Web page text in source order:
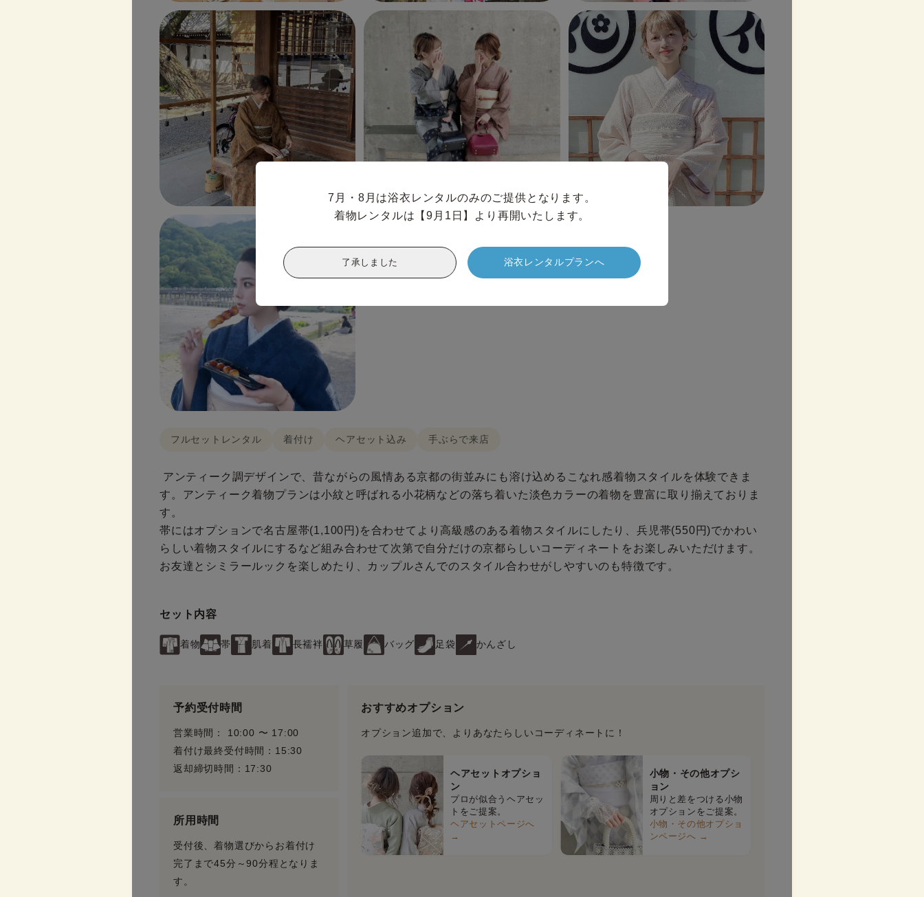
7月・8月は浴衣レンタルのみのご提供となります。
着物レンタルは【9月1日】より再開いたします。
了承しました 浴衣レンタルプランへ
フルセットレンタル 着付け ヘアセット込み 手ぶらで来店
アンティーク調デザインで、昔ながらの風情ある京都の街並みにも溶け込めるこなれ感着物スタイルを体験できま
す。アンティーク着物プランは小紋と呼ばれる小花柄などの落ち着いた淡色カラーの着物を豊富に取り揃えておりま
す。
帯にはオプションで名古屋帯(1,100円)を合わせてより高級感のある着物スタイルにしたり、兵児帯(550円)でかわい
らしい着物スタイルにするなど組み合わせて次第で自分だけの京都らしいコーディネートをお楽しみいただけます。
お友達とシミラールックを楽しめたり、カップルさんでのスタイル合わせがしやすいのも特徴です。
セット内容
着物 帯 肌着 長襦袢 草履 バッグ 足袋 かんざし
予約受付時間
営業時間： 10:00 〜 17:00
着付け最終受付時間：15:30
返却締切時間：17:30
所用時間
受付後、着物選びからお着付け
完了まで45分～90分程となりま
す。
おすすめオプション
オプション追加で、よりあなたらしいコーディネートに！
ヘアセットオプショ
ン
プロが似合うヘアセッ
トをご提案。
ヘアセットページへ
→
小物・その他オプシ
ョン
周りと差をつける小物
オプションをご提案。
小物・その他オプショ
ンページへ →